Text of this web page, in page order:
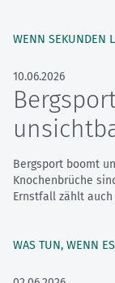
WENN SEKUNDEN
10.06.2026
Bergsport boomt
Knochenbrüche
Ernstfall zählt
WAS TUN, WENN